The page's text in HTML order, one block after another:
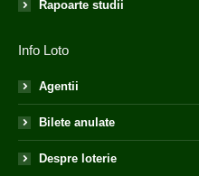
Rapoarte studii
Info Loto
Agentii
Bilete anulate
Despre loterie